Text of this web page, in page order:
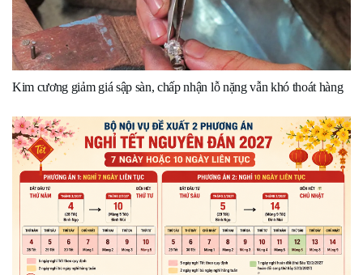
Kim cương giảm giá sập sàn, chấp nhận lỗ nặng vẫn khó thoát hàng